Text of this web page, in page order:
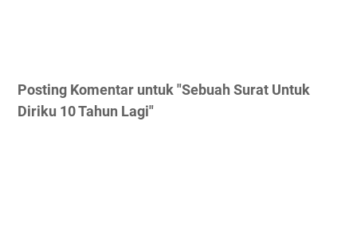
Posting Komentar untuk "Sebuah Surat Untuk
Diriku 10 Tahun Lagi"